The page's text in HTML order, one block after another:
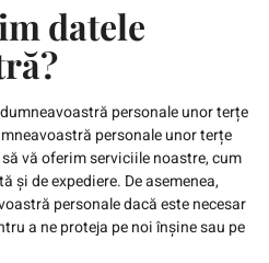
datele
personale unor terțe
personale unor terțe
vă oferim serviciile noastre, cum
și de expediere. De asemenea,
personale dacă este necesar
a ne proteja pe noi înșine sau pe